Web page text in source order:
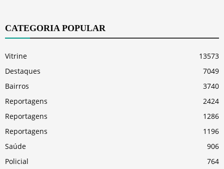
CATEGORIA POPULAR
Vitrine
13573
Destaques
7049
Bairros
3740
Reportagens
2424
Reportagens
1286
Reportagens
1196
Saúde
906
Policial
764